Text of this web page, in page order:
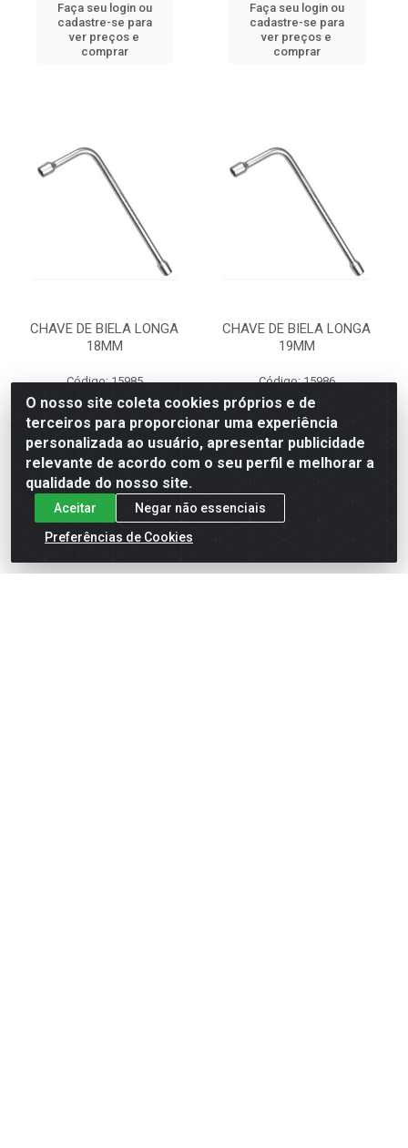
Faça seu login ou
cadastre-se para
ver preços e
comprar
Faça seu login ou
cadastre-se para
ver preços e
comprar
CHAVE DE BIELA LONGA
18MM
Código: 15985
Embalagem: PC/01
Faça seu login ou
cadastre-se para
ver preços e
comprar
CHAVE DE BIELA LONGA
19MM
Código: 15986
Embalagem: PC/01
Faça seu login ou
cadastre-se para
comprar
O nosso site coleta cookies próprios e de
terceiros para proporcionar uma experiência
personalizada ao usuário, apresentar publicidade
relevante de acordo com o seu perfil e melhorar a
qualidade do nosso site.
Aceitar
Negar não essenciais
Preferências de Cookies